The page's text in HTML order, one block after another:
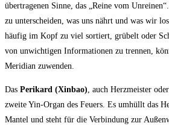
übertragenen Sinne, das „Reine vom
zu unterscheiden, was uns nährt und was wir
häufig im Kopf zu viel sortiert, grübelt oder
von unwichtigen Informationen zu trennen,
Meridian zuwenden.
Das Perikard (Xinbao) , auch Herzmeister
zweite Yin-Organ des Feuers. Es umhüllt das
Mantel und steht für die Verbindung zur